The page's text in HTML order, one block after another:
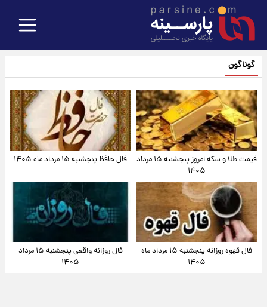
گوناگون
قیمت طلا و سکه امروز پنجشنبه ۱۵ مرداد
۱۴۰۵
فال حافظ پنجشنبه ۱۵ مرداد ماه ۱۴۰۵
فال قهوه روزانه پنجشنبه ۱۵ مرداد ماه
۱۴۰۵
فال روزانه واقعی پنجشنبه ۱۵ مرداد
۱۴۰۵